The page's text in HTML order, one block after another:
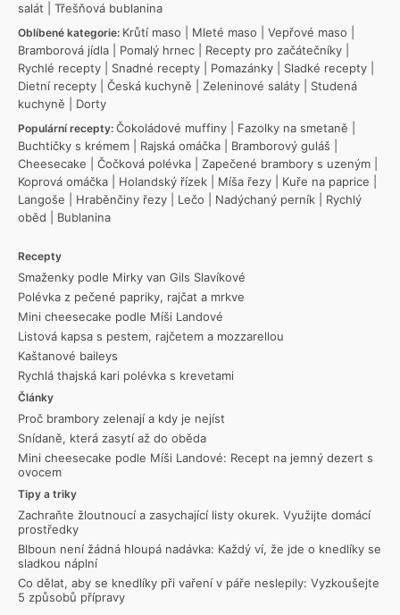
salát
Třešňová bublanina
Oblíbené kategorie: Krůtí maso Mleté maso Vepřové maso
Bramborová jídla
Pomalý hrnec Recepty pro začátečníky
Rychlé recepty
Snadné recepty Pomazánky Sladké recepty
Dietní recepty
Česká kuchyně Zeleninové saláty
Studená
kuchyně
Dorty
Populární recepty: Čokoládové muffiny Fazolky na smetaně
Buchtičky s krémem
Rajská omáčka Bramborový guláš
Cheesecake
Čočková polévka Zapečené brambory s uzeným
Koprová omáčka
Holandský řízek Míša řezy Kuře na paprice
Langoše
Hraběnčiny řezy Lečo Nadýchaný perník
Rychlý
oběd
Bublanina
Recepty
Smaženky podle Mirky van Gils Slavíkové
Polévka z pečené papriky, rajčat a mrkve
Mini cheesecake podle Míši Landové
Listová kapsa s pestem, rajčetem a mozzarellou
Kaštanové baileys
Rychlá thajská kari polévka s krevetami
Články
Proč brambory zelenají a kdy je nejíst
Snídaně, která zasytí až do oběda
Mini cheesecake podle Míši Landové: Recept na jemný dezert s
ovocem
Tipy a triky
Zachraňte žloutnoucí a zasychající listy okurek. Využijte domácí
prostředky
Blboun není žádná hloupá nadávka: Každý ví, že jde o knedlíky se
sladkou náplní
Co dělat, aby se knedlíky při vaření v páře neslepily: Vyzkoušejte
5 způsobů přípravy